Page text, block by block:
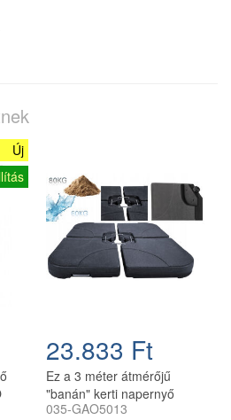
Új
23.833 Ft
Ez a 3 méter átmérőjű
"banán" kerti napernyő
tökéletes megoldás
035-GAO5013